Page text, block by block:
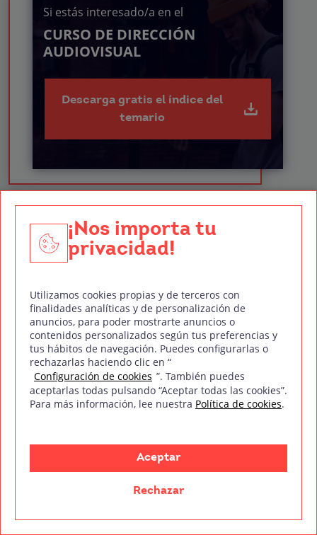
Si estás interesado/a en el
CURSO DE DIRECCIÓN
AUDIOVISUAL
Descarga gratis el índice del
temario
Conclusióny consejos formativos
El legado de Martín Scorsese, como uno de los
indiscutible. A través de su lente, hemos visto la
complejidad de la condición humana desplegada
en la pantalla grande, con todas sus
imperfecciones, su violencia, su belleza y su
redención.
Las 10 + 1 películas que hemos explorado aquí
obra. Scorsese es un narrador maestro, un
explorador del alma humana y un cronista
incansable de las historias que definen y desafían
¡Nos importa tu
privacidad!
Utilizamos cookies propias y de terceros con
finalidades analíticas y de personalización de
anuncios, para poder mostrarte anuncios o
contenidos personalizados según tus preferencias y
tus hábitos de navegación. Puedes configurarlas o
rechazarlas haciendo clic en “
Configuración de cookies ”. También puedes
aceptarlas todas pulsando “Aceptar todas las cookies”.
Para más información, lee nuestra Política de cookies.
Aceptar
Rechazar